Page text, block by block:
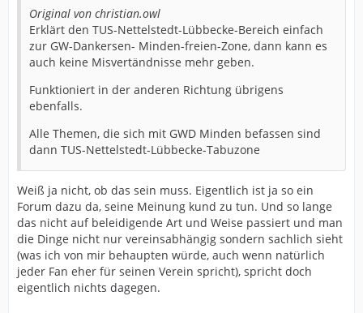
Original von christian.owl
Erklärt den TUS-Nettelstedt-Lübbecke-Bereich einfach
zur GW-Dankersen- Minden-freien-Zone, dann kann es
auch keine Misvertändnisse mehr geben.
Funktioniert in der anderen Richtung übrigens
ebenfalls.
Alle Themen, die sich mit GWD Minden befassen sind
dann TUS-Nettelstedt-Lübbecke-Tabuzone
Weiß ja nicht, ob das sein muss. Eigentlich ist ja so ein
Forum dazu da, seine Meinung kund zu tun. Und so lange
das nicht auf beleidigende Art und Weise passiert und man
die Dinge nicht nur vereinsabhängig sondern sachlich sieht
(was ich von mir behaupten würde, auch wenn natürlich
jeder Fan eher für seinen Verein spricht), spricht doch
eigentlich nichts dagegen.